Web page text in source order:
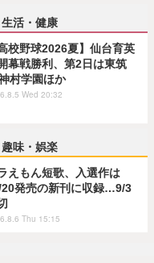
生活・健康
高校野球2026夏】仙台育英
幕戦勝利、第2日は東筑
村学園ほか
Wed 20:32
趣味・娯楽
えもん短歌、入選作は
発売の新刊に収録…9/3
Thu 15:15